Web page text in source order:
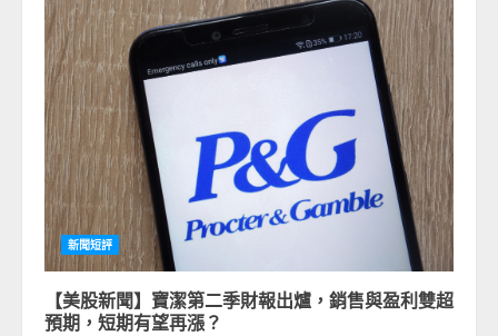
新聞短評
【美股新聞】寶潔第二季財報出爐，銷售與盈利雙超
預期，短期有望再漲？